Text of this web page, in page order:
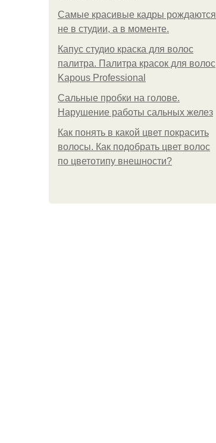
Самые красивые кадры рождаются
не в студии, а в моменте.
Капус студио краска для волос
палитра. Палитра красок для волос
Kapous Professional
Сальные пробки на голове.
Нарушение работы сальных желез
Как понять в какой цвет покрасить
волосы. Как подобрать цвет волос
по цветотипу внешности?